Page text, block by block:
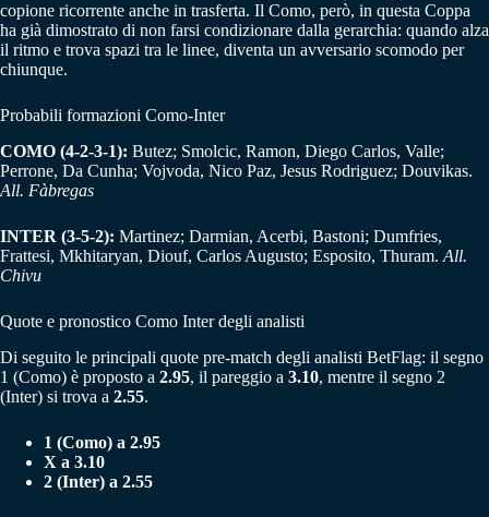
copione ricorrente anche in trasferta. Il Como, però, in questa Coppa
ha già dimostrato di non farsi condizionare dalla gerarchia: quando alza
il ritmo e trova spazi tra le linee, diventa un avversario scomodo per
chiunque.
Probabili formazioni Como-Inter
COMO (4-2-3-1): Butez; Smolcic, Ramon, Diego Carlos, Valle;
Perrone, Da Cunha; Vojvoda, Nico Paz, Jesus Rodriguez; Douvikas.
All. Fàbregas
INTER (3-5-2): Martinez; Darmian, Acerbi, Bastoni; Dumfries,
Frattesi, Mkhitaryan, Diouf, Carlos Augusto; Esposito, Thuram. All.
Chivu
Quote e pronostico Como Inter degli analisti
Di seguito le principali quote pre-match degli analisti BetFlag: il segno
1 (Como) è proposto a 2.95, il pareggio a 3.10, mentre il segno 2
(Inter) si trova a 2.55.
1 (Como) a 2.95
X a 3.10
2 (Inter) a 2.55